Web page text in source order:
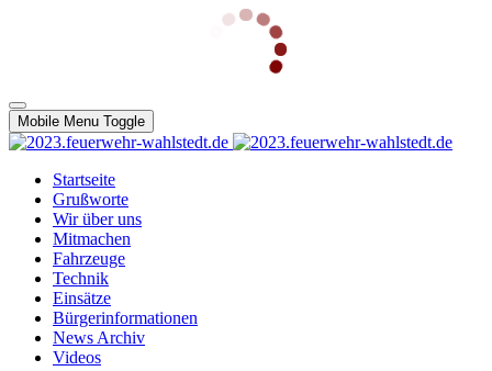
Mobile Menu Toggle
Startseite
Grußworte
Wir über uns
Mitmachen
Fahrzeuge
Technik
Einsätze
Bürgerinformationen
News Archiv
Videos